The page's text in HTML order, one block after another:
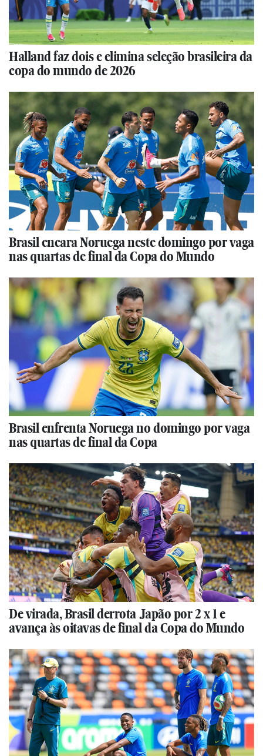
Halland faz dois e elimina seleção brasileira da
copa do mundo de 2026
Brasil encara Noruega neste domingo por vaga
nas quartas de final da Copa do Mundo
Brasil enfrenta Noruega no domingo por vaga
nas quartas de final da Copa
De virada, Brasil derrota Japão por 2 x 1 e
avança às oitavas de final da Copa do Mundo